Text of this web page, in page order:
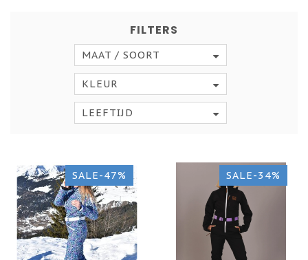
FILTERS
MAAT / SOORT
KLEUR
LEEFTIJD
SALE-47% SALE-34%